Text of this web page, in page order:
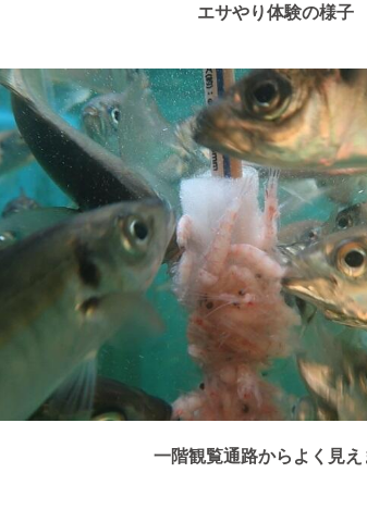
エサやり体験の様子
一階観覧通路からよく見え